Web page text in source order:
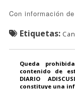
Con información
Etiquetas:
Queda
contenido de
DIARIO
constituye una